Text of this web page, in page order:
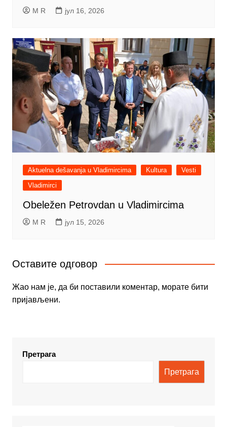
M R јул 16, 2026
Aktuelna dešavanja u Vladimircima Kultura
Vesti
Vladimirci
Obeležen Petrovdan u Vladimircima
M R јул 15, 2026
Оставите одговор
Жао нам је, да би поставили коментар, морате бити
пријављени.
Претрага
Претрага